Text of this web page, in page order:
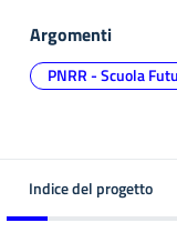
Argomenti
PNRR - Scuola
Indice del progetto